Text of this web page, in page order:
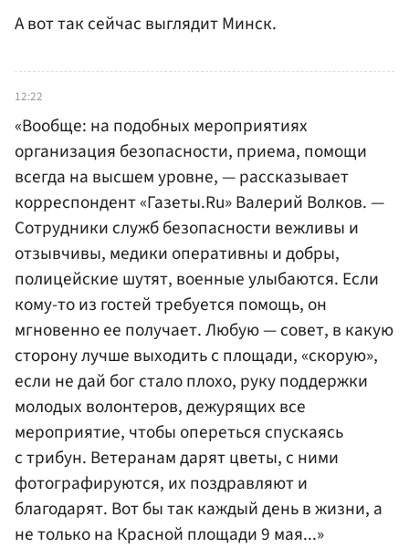
А вот так сейчас выглядит Минск.
12:22
«Вообще: на подобных мероприятиях
организация безопасности, приема, помощи
всегда на высшем уровне, — рассказывает
корреспондент «Газеты.Ru» Валерий Волков. —
Сотрудники служб безопасности вежливы и
отзывчивы, медики оперативны и добры,
полицейские шутят, военные улыбаются. Если
кому-то из гостей требуется помощь, он
мгновенно ее получает. Любую — совет, в какую
сторону лучше выходить с площади, «скорую»,
если не дай бог стало плохо, руку поддержки
молодых волонтеров, дежурящих все
мероприятие, чтобы опереться спускаясь
с трибун. Ветеранам дарят цветы, с ними
фотографируются, их поздравляют и
благодарят. Вот бы так каждый день в жизни, а
не только на Красной площади 9 мая...»